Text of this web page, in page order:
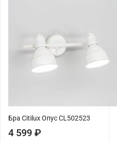
Бра Citilux Опус CL502523
4 599 ₽